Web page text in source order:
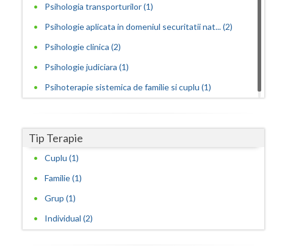
Salaj
Satu-Mare
Psihologia transporturilor (1)
Psihologie aplicata in domeniul securitatii nat... (2)
Psihologie clinica (2)
Psihologie judiciara (1)
Psihoterapie sistemica de familie si cuplu (1)
Tip Terapie
Cuplu (1)
Familie (1)
Grup (1)
Individual (2)